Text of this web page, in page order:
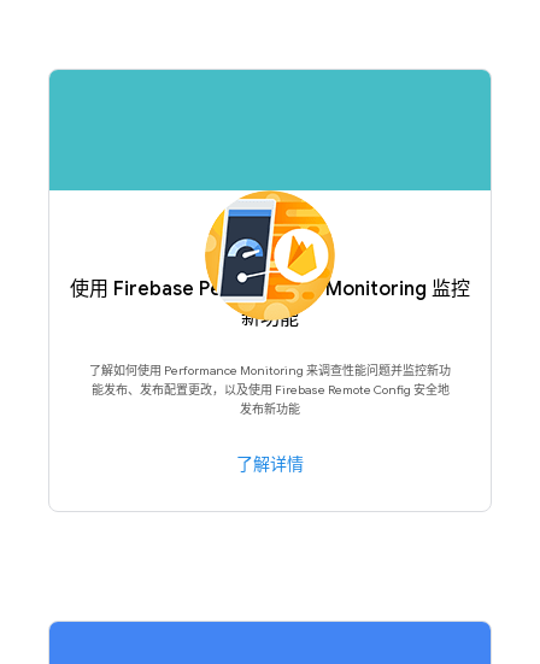
使用 Firebase Performance Monitoring 监控
新功能
了解如何使用 Performance Monitoring 来调查性能问题并监控新功
能发布、发布配置更改，以及使用 Firebase Remote Config 安全地
发布新功能
了解详情